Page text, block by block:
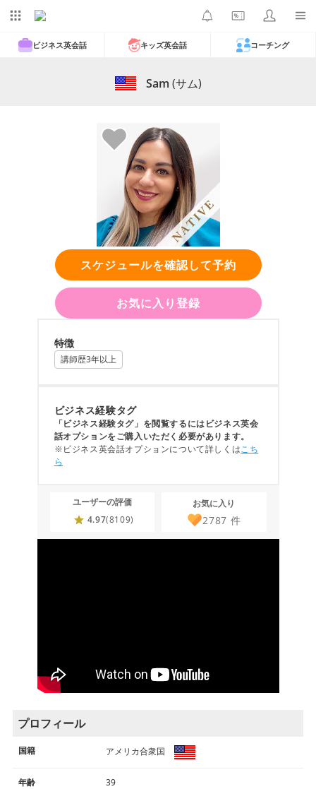
ビジネス英会話 キッズ英会話 コーチング
Sam (サム)
スケジュールを確認して予約
お気に入り登録
特徴
講師歴3年以上
ビジネス経験タグ
「ビジネス経験タグ」を閲覧するにはビジネス英会
話オプションをご購入いただく必要があります。
※ビジネス英会話オプションについて詳しくはこち
ら
ユーザーの評価
4.97(8109)
お気に入り
2787 件
プロフィール
国籍 アメリカ合衆国
年齢 39